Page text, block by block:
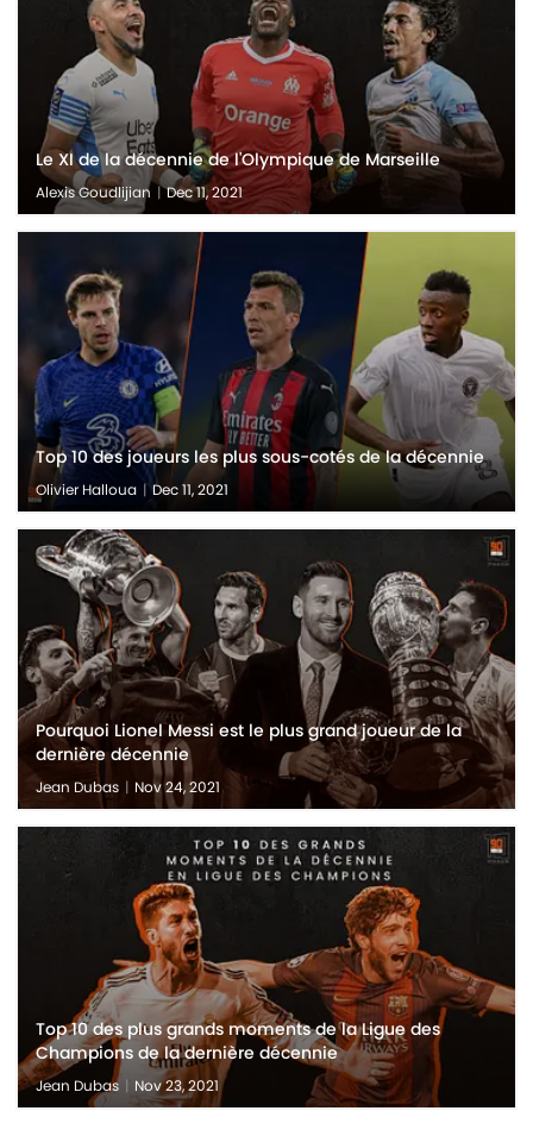
Le XI de la décennie de l'Olympique de Marseille
Alexis Goudlijian | Dec 11, 2021
Top 10 des joueurs les plus sous-cotés de la décennie
Olivier Halloua | Dec 11, 2021
Pourquoi Lionel Messi est le plus grand joueur de la
dernière décennie
Jean Dubas | Nov 24, 2021
Top 10 des plus grands moments de la Ligue des
Champions de la dernière décennie
Jean Dubas | Nov 23, 2021